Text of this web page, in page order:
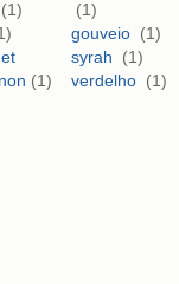
(1)
(1)
(1)
gouveio (1)
syrah
(1)
verdelho (1)